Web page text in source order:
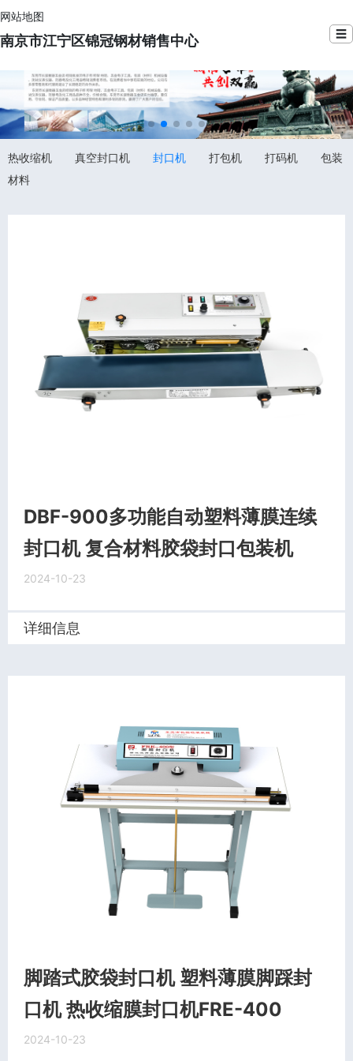
网站地图
南京市江宁区锦冠钢材销售中心 ☰
热收缩机 真空封口机 封口机 打包机 打码机
包装
材料
DBF-900多功能自动塑料薄膜连续
封口机 复合材料胶袋封口包装机
2024-10-23
详细信息
脚踏式胶袋封口机 塑料薄膜脚踩封
口机 热收缩膜封口机FRE-400
2024-10-23